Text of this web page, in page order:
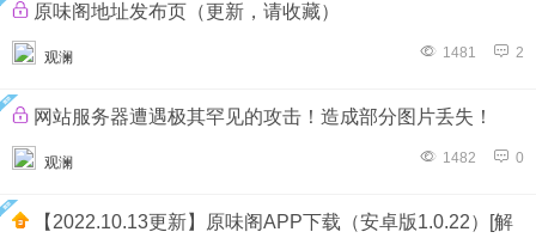
原味阁地址发布页（更新，请收藏）
观澜 1481 2
网站服务器遭遇极其罕见的攻击！造成部分图片丢失！
观澜 1482 0